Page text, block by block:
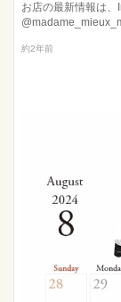
お店の最新情報は
約2年前